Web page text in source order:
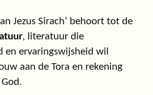
Jezus Sirach’ behoort tot de
, literatuur die
en ervaringswijsheid wil
aan de Tora en rekening